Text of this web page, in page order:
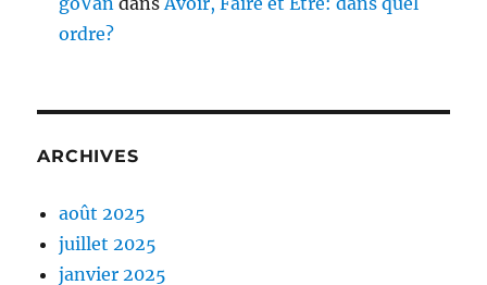
ordre?
ARCHIVES
août 2025
juillet 2025
janvier 2025